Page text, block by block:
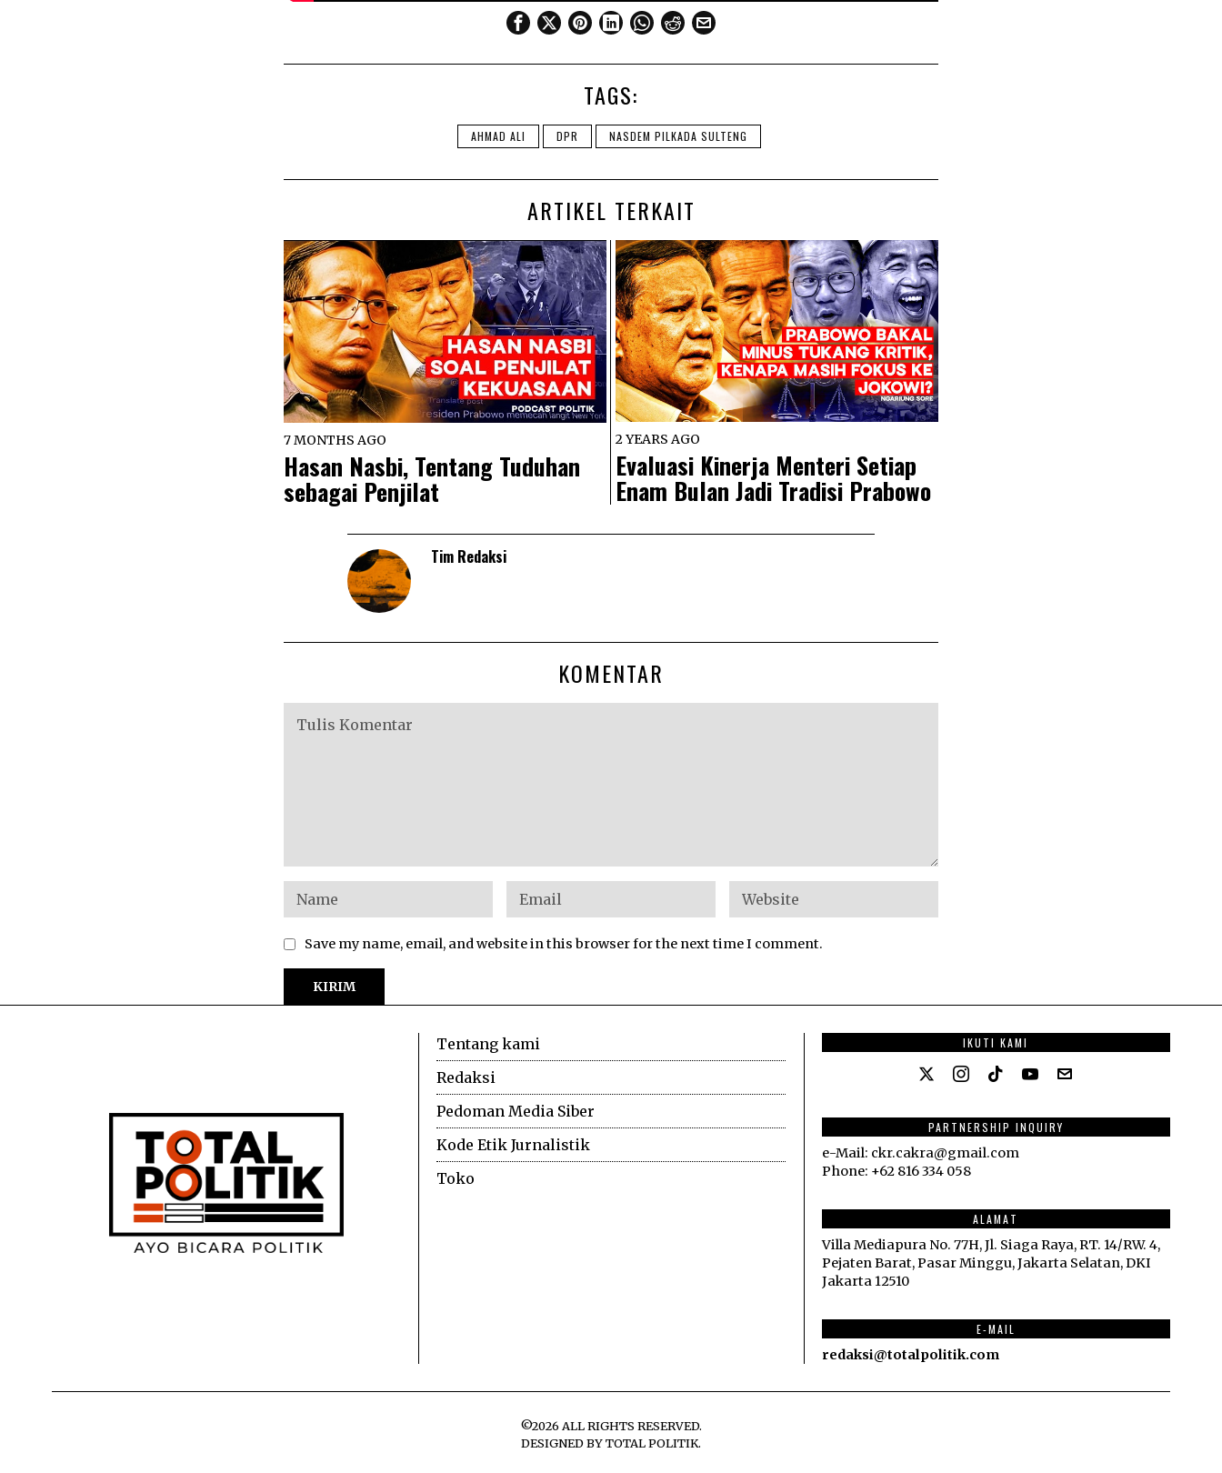
TAGS:
AHMAD ALI DPR NASDEM PILKADA SULTENG
ARTIKEL TERKAIT
7 MONTHS AGO
Hasan Nasbi, Tentang Tuduhan
sebagai Penjilat
2 YEARS AGO
Evaluasi Kinerja Menteri Setiap
Enam Bulan Jadi Tradisi Prabowo
Tim Redaksi
KOMENTAR
Save my name, email, and website in this browser for the next time I comment.
Tentang kami
Redaksi
Pedoman Media Siber
Kode Etik Jurnalistik
Toko
IKUTI KAMI
PARTNERSHIP INQUIRY
e-Mail: ckr.cakra@gmail.com
Phone: +62 816 334 058
ALAMAT
Villa Mediapura No. 77H, Jl. Siaga Raya, RT. 14/RW. 4,
Pejaten Barat, Pasar Minggu, Jakarta Selatan, DKI
Jakarta 12510
E-MAIL
redaksi@totalpolitik.com
©2026 ALL RIGHTS RESERVED.
DESIGNED BYTOTAL POLITIK.